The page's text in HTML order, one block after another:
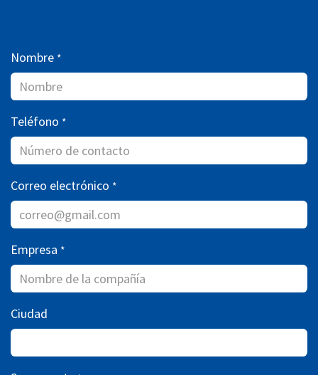
Nombre *
Teléfono *
Correo electrónico *
Empresa *
Ciudad